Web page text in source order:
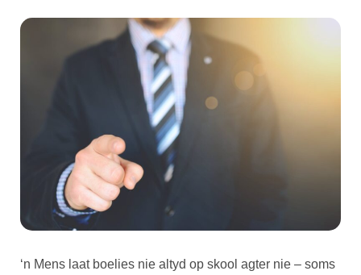
‘n Mens laat boelies nie altyd op skool agter nie – soms